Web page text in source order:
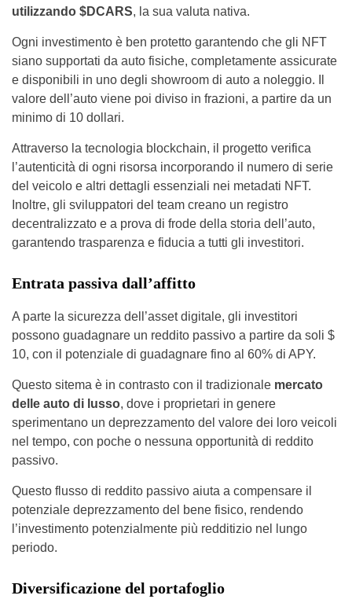
utilizzando $DCARS, la sua valuta nativa.
Ogni investimento è ben protetto garantendo che gli NFT
siano supportati da auto fisiche, completamente assicurate
e disponibili in uno degli showroom di auto a noleggio. Il
valore dell’auto viene poi diviso in frazioni, a partire da un
minimo di 10 dollari.
Attraverso la tecnologia blockchain, il progetto verifica
l’autenticità di ogni risorsa incorporando il numero di serie
del veicolo e altri dettagli essenziali nei metadati NFT.
Inoltre, gli sviluppatori del team creano un registro
decentralizzato e a prova di frode della storia dell’auto,
garantendo trasparenza e fiducia a tutti gli investitori.
Entrata passiva dall’affitto
A parte la sicurezza dell’asset digitale, gli investitori
possono guadagnare un reddito passivo a partire da soli $
10, con il potenziale di guadagnare fino al 60% di APY.
Questo sitema è in contrasto con il tradizionale mercato
delle auto di lusso, dove i proprietari in genere
sperimentano un deprezzamento del valore dei loro veicoli
nel tempo, con poche o nessuna opportunità di reddito
passivo.
Questo flusso di reddito passivo aiuta a compensare il
potenziale deprezzamento del bene fisico, rendendo
l’investimento potenzialmente più redditizio nel lungo
periodo.
Diversificazione del portafoglio